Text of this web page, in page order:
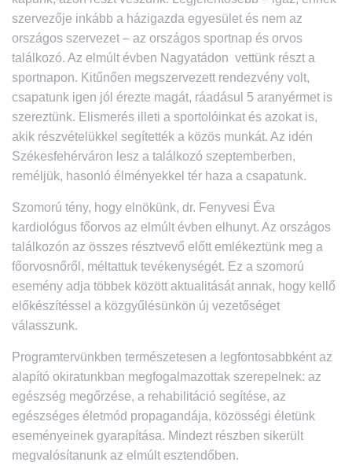
szervezője inkább a házigazda egyesület és nem az
országos szervezet – az országos sportnap és orvos
találkozó. Az elmúlt évben Nagyatádon vettünk részt a
sportnapon. Kitűnően megszervezett rendezvény volt,
csapatunk igen jól érezte magát, ráadásul 5 aranyérmet is
szereztünk. Elismerés illeti a sportolóinkat és azokat is,
akik részvételükkel segítették a közös munkát. Az idén
Székesfehérváron lesz a találkozó szeptemberben,
reméljük, hasonló élményekkel tér haza a csapatunk.
Szomorú tény, hogy elnökünk, dr. Fenyvesi Éva
kardiológus főorvos az elmúlt évben elhunyt. Az országos
találkozón az összes résztvevő előtt emlékeztünk meg a
főorvosnőről, méltattuk tevékenységét. Ez a szomorú
esemény adja többek között aktualitását annak, hogy kellő
előkészítéssel a közgyűlésünkön új vezetőséget
válasszunk.
Programtervünkben természetesen a legfontosabbként az
alapító okiratunkban megfogalmazottak szerepelnek: az
egészség megőrzése, a rehabilitáció segítése, az
egészséges életmód propagandája, közösségi életünk
eseményeinek gyarapítása. Mindezt részben sikerült
megvalósítanunk az elmúlt esztendőben.